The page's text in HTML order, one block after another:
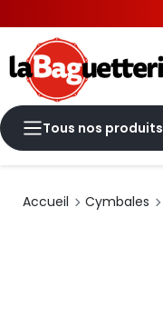
Tous nos produits
Accueil Cymbales